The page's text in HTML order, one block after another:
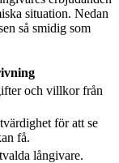
situation. Nedan
så smidig som
och villkor från
för att se
få.
långivare.